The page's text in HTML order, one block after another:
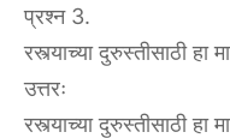
प्रश्न 3.
रस्त्याच्या दुरुस्तीसाठी हा
उत्तरः
रस्त्याच्या दुरुस्तीसाठी